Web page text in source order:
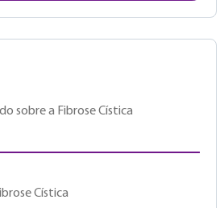
sobre a Fibrose Cística
Cística